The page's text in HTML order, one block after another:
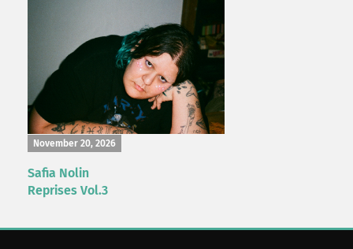
November 20, 2026
Safia Nolin
Reprises Vol.3